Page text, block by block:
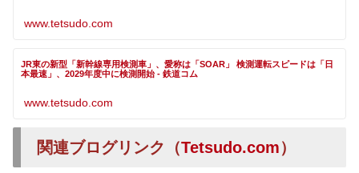
www.tetsudo.com
JR東の新型「新幹線専用検測車」、愛称は「SOAR」 検測運転スピードは「日
本最速」、2029年度中に検測開始 - 鉄道コム
www.tetsudo.com
関連ブログリンク（Tetsudo.com）